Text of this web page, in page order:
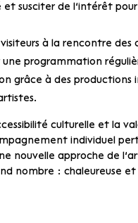
et susciter de l’intérêt
à la rencontre des
programmation
grâce à des productions
culturelle et la
individuel
nouvelle approche de
nombre : chaleureuse et